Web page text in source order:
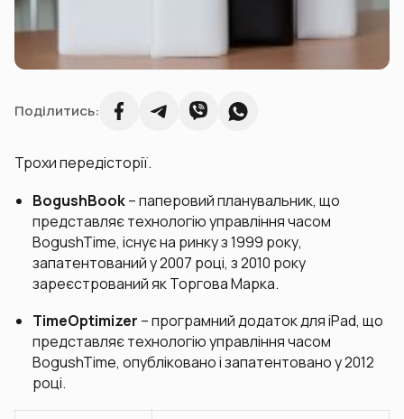
Поділитись:
Трохи передісторії.
BogushBook– паперовий планувальник, що
представляє технологію управління часом
BogushTime, існує на ринку з 1999 року,
запатентований у 2007 році, з 2010 року
зареєстрований як Торгова Марка.
TimeOptimizer – програмний додаток для iPad, що
представляє технологію управління часом
BogushTime, опубліковано і запатентовано у 2012
році.